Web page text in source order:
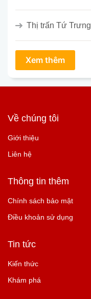
Thị trấn Tứ Trưng
Về chúng tôi
Giới thiệu
Liên hệ
Thông tin thêm
Chính sách bảo mật
Điều khoản sử dụng
Tin tức
Kiến thức
Khám phá